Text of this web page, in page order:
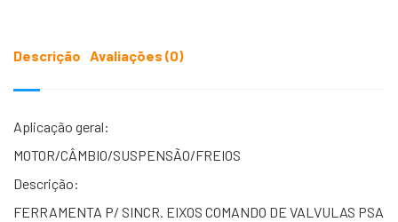
Descrição Avaliações (0)
Aplicação geral:
MOTOR/CÂMBIO/SUSPENSÃO/FREIOS
Descrição:
FERRAMENTA P/ SINCR. EIXOS COMANDO DE VALVULAS PSA